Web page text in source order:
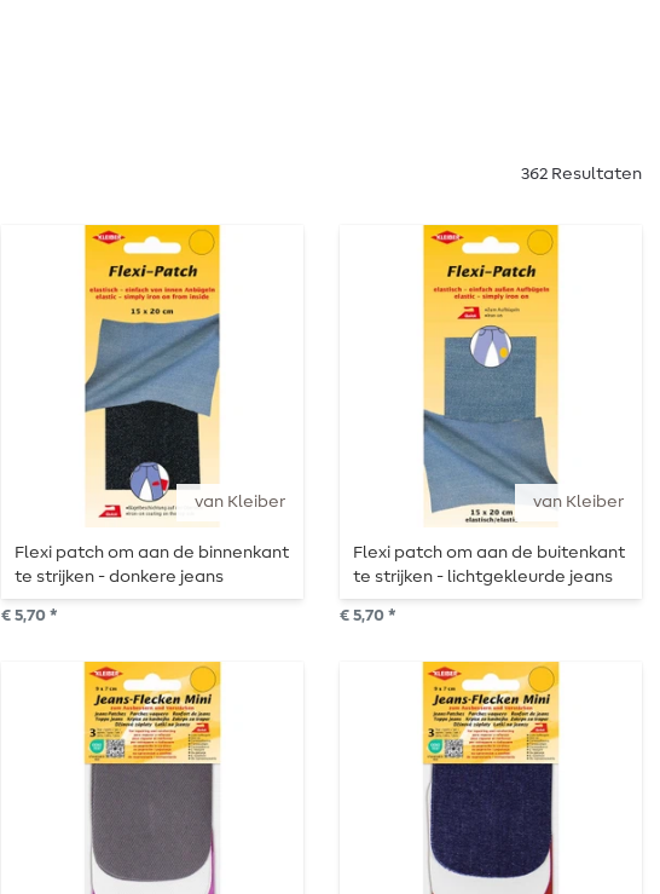
362 Resultaten
van Kleiber
Flexi patch om aan de binnenkant
te strijken - donkere jeans
€ 5,70 *
van Kleiber
Flexi patch om aan de buitenkant
te strijken - lichtgekleurde jeans
€ 5,70 *